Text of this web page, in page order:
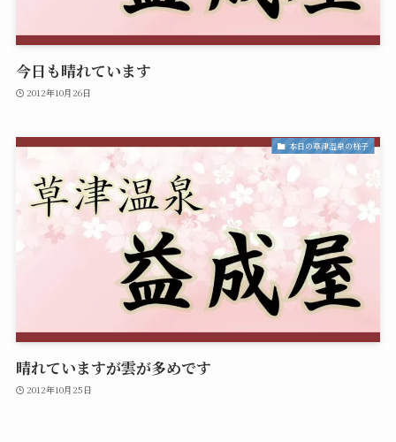
今日も晴れています
2012年10月26日
本日の草津温泉の様子
晴れていますが雲が多めです
2012年10月25日